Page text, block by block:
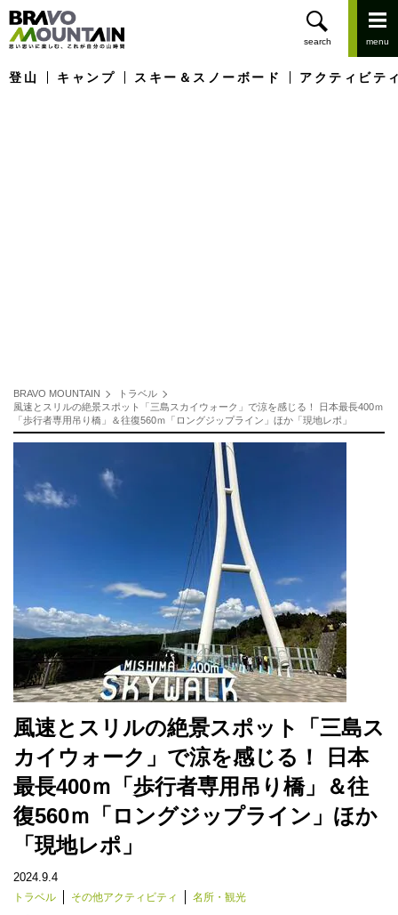
登山 キャンプ スキー＆スノーボード アクティビテ
BRAVO MOUNTAIN
トラベル
風速とスリルの絶景スポット「三島スカイウォーク」で涼を感じる！ 日本最長400ｍ
「歩行者専用吊り橋」＆往復560ｍ「ロングジップライン」ほか「現地レポ」
風速とスリルの絶景スポット「三島ス
カイウォーク」で涼を感じる！ 日本
最長400ｍ「歩行者専用吊り橋」＆往
復560ｍ「ロングジップライン」ほか
「現地レポ」
2024.9.4
トラベル その他アクティビティ 名所・観光